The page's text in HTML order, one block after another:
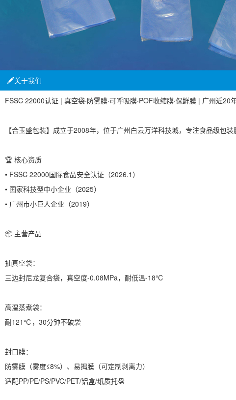
关于我们
FSSC 22000认证 | 真空袋·防雾膜·可呼吸膜·POF收缩膜·保鲜膜 | 广州近20
【合玉盛包装】成立于2008年，位于广州白云万洋科技城，专注食品级包装
🏆 核心资质
• FSSC 22000国际食品安全认证（2026.1）
• 国家科技型中小企业（2025）
• 广州市小巨人企业（2019）
📦 主营产品
抽真空袋：
三边封尼龙复合袋，真空度-0.08MPa，耐低温-18℃
高温蒸煮袋：
耐121℃，30分钟不破袋
封口膜：
防雾膜（雾度≤8%）、易揭膜（可定制剥离力）
适配PP/PE/PS/PVC/PET/铝盒/纸质托盘